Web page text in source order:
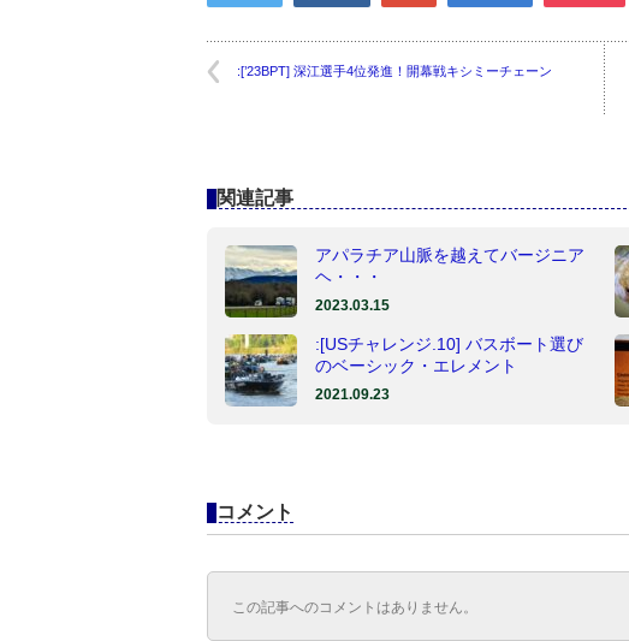
:[’23BPT] 深江選手4位発進！開幕戦キシミーチェーン
関連記事
アパラチア山脈を越えてバージニア
ヘ・・・
2023.03.15
:[USチャレンジ.10] バスボート選び
のベーシック・エレメント
2021.09.23
コメント
この記事へのコメントはありません。